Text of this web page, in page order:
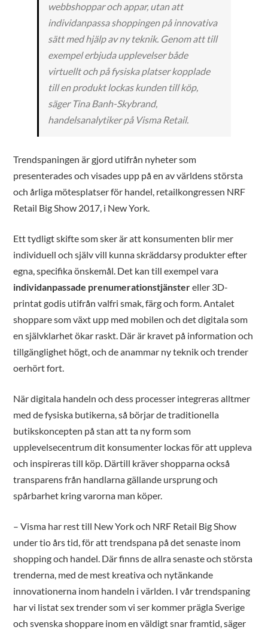
webbshoppar och appar, utan att
individanpassa shoppingen på innovativa
sätt med hjälp av ny teknik. Genom att till
exempel erbjuda upplevelser både
virtuellt och på fysiska platser kopplade
till en produkt lockas kunden till köp,
säger Tina Banh-Skybrand,
handelsanalytiker på Visma Retail.
Trendspaningen är gjord utifrån nyheter som
presenterades och visades upp på en av världens största
och årliga mötesplatser för handel, retailkongressen NRF
Retail Big Show 2017, i New York.
Ett tydligt skifte som sker är att konsumenten blir mer
individuell och själv vill kunna skräddarsy produkter efter
egna, specifika önskemål. Det kan till exempel vara
individanpassade prenumerationstjänstereller 3D-
printat godis utifrån valfri smak, färg och form. Antalet
shoppare som växt upp med mobilen och det digitala som
en självklarhet ökar raskt. Där är kravet på information och
tillgänglighet högt, och de anammar ny teknik och trender
oerhört fort.
När digitala handeln och dess processer integreras alltmer
med de fysiska butikerna, så börjar de traditionella
butikskoncepten på stan att ta ny form som
upplevelsecentrum dit konsumenter lockas för att uppleva
och inspireras till köp. Därtill kräver shopparna också
transparens från handlarna gällande ursprung och
spårbarhet kring varorna man köper.
– Visma har rest till New York och NRF Retail Big Show
under tio års tid, för att trendspana på det senaste inom
shopping och handel. Där finns de allra senaste och största
trenderna, med de mest kreativa och nytänkande
innovationerna inom handeln i världen. I vår trendspaning
har vi listat sex trender som vi ser kommer prägla Sverige
och svenska shoppare inom en väldigt snar framtid, säger